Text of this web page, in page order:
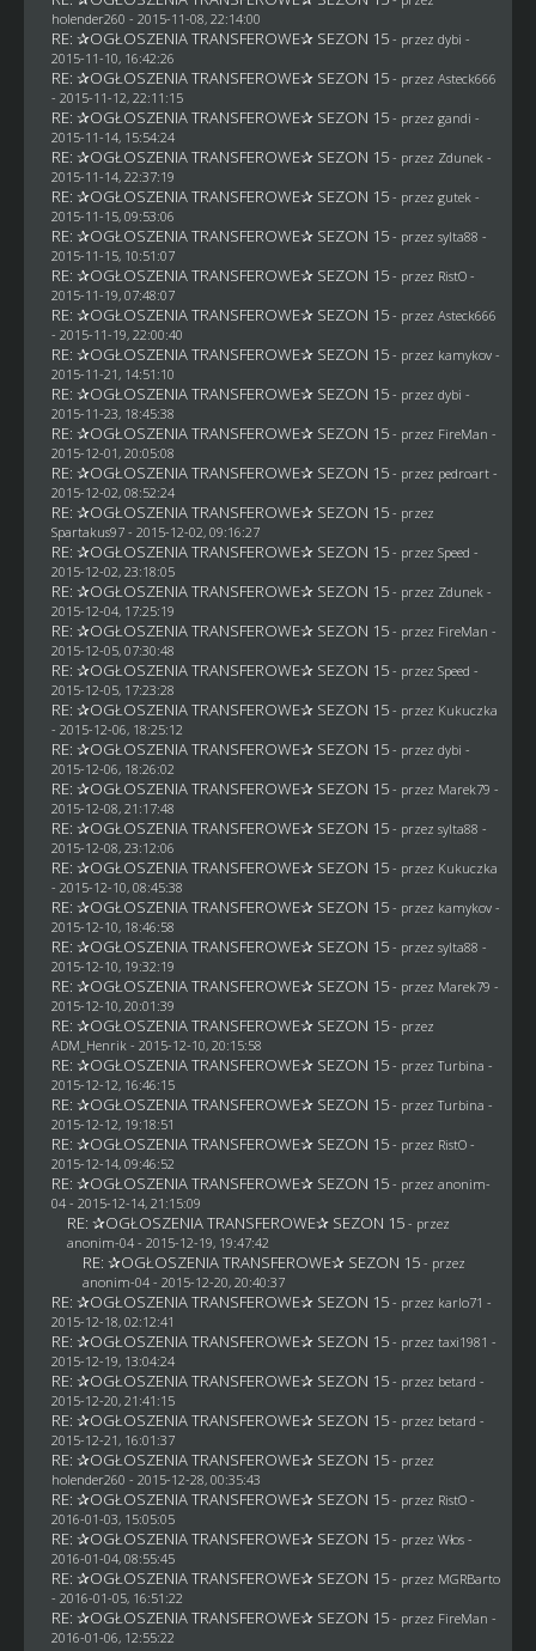
holender260 - 2015-11-08, 22:14:00
RE: ✰OGŁOSZENIA TRANSFEROWE✰ SEZON 15 - przez dybi -
2015-11-10, 16:42:26
RE: ✰OGŁOSZENIA TRANSFEROWE✰ SEZON 15 - przez Asteck666
- 2015-11-12, 22:11:15
RE: ✰OGŁOSZENIA TRANSFEROWE✰ SEZON 15 - przez gandi -
2015-11-14, 15:54:24
RE: ✰OGŁOSZENIA TRANSFEROWE✰ SEZON 15 - przez Zdunek -
2015-11-14, 22:37:19
RE: ✰OGŁOSZENIA TRANSFEROWE✰ SEZON 15 - przez gutek -
2015-11-15, 09:53:06
RE: ✰OGŁOSZENIA TRANSFEROWE✰ SEZON 15 - przez sylta88 -
2015-11-15, 10:51:07
RE: ✰OGŁOSZENIA TRANSFEROWE✰ SEZON 15 - przez RistO-
2015-11-19, 07:48:07
RE: ✰OGŁOSZENIA TRANSFEROWE✰ SEZON 15 - przez Asteck666
- 2015-11-19, 22:00:40
RE: ✰OGŁOSZENIA TRANSFEROWE✰ SEZON 15 - przez kamykov-
2015-11-21, 14:51:10
RE: ✰OGŁOSZENIA TRANSFEROWE✰ SEZON 15 - przez dybi -
2015-11-23, 18:45:38
RE: ✰OGŁOSZENIA TRANSFEROWE✰ SEZON 15 - przez FireMan -
2015-12-01, 20:05:08
RE: ✰OGŁOSZENIA TRANSFEROWE✰ SEZON 15 - przez pedroart-
2015-12-02, 08:52:24
RE: ✰OGŁOSZENIA TRANSFEROWE✰ SEZON 15 - przez
Spartakus97- 2015-12-02, 09:16:27
RE: ✰OGŁOSZENIA TRANSFEROWE✰ SEZON 15 - przez Speed -
2015-12-02, 23:18:05
RE: ✰OGŁOSZENIA TRANSFEROWE✰ SEZON 15 - przez Zdunek -
2015-12-04, 17:25:19
RE: ✰OGŁOSZENIA TRANSFEROWE✰ SEZON 15 - przez FireMan -
2015-12-05, 07:30:48
RE: ✰OGŁOSZENIA TRANSFEROWE✰ SEZON 15 - przez Speed -
2015-12-05, 17:23:28
RE: ✰OGŁOSZENIA TRANSFEROWE✰ SEZON 15 - przez Kukuczka
- 2015-12-06, 18:25:12
RE: ✰OGŁOSZENIA TRANSFEROWE✰ SEZON 15 - przez dybi -
2015-12-06, 18:26:02
RE: ✰OGŁOSZENIA TRANSFEROWE✰ SEZON 15 - przez Marek79 -
2015-12-08, 21:17:48
RE: ✰OGŁOSZENIA TRANSFEROWE✰ SEZON 15 - przez sylta88 -
2015-12-08, 23:12:06
RE: ✰OGŁOSZENIA TRANSFEROWE✰ SEZON 15 - przez Kukuczka
- 2015-12-10, 08:45:38
RE: ✰OGŁOSZENIA TRANSFEROWE✰ SEZON 15 - przez kamykov-
2015-12-10, 18:46:58
RE: ✰OGŁOSZENIA TRANSFEROWE✰ SEZON 15 - przez sylta88 -
2015-12-10, 19:32:19
RE: ✰OGŁOSZENIA TRANSFEROWE✰ SEZON 15 - przez Marek79 -
2015-12-10, 20:01:39
RE: ✰OGŁOSZENIA TRANSFEROWE✰ SEZON 15 - przez
ADM_Henrik - 2015-12-10, 20:15:58
RE: ✰OGŁOSZENIA TRANSFEROWE✰ SEZON 15 - przez Turbina -
2015-12-12, 16:46:15
RE: ✰OGŁOSZENIA TRANSFEROWE✰ SEZON 15 - przez Turbina -
2015-12-12, 19:18:51
RE: ✰OGŁOSZENIA TRANSFEROWE✰ SEZON 15 - przez RistO-
2015-12-14, 09:46:52
RE: ✰OGŁOSZENIA TRANSFEROWE✰ SEZON 15 - przez anonim-
04- 2015-12-14, 21:15:09
RE: ✰OGŁOSZENIA TRANSFEROWE✰ SEZON 15 - przez
anonim-04- 2015-12-19, 19:47:42
RE: ✰OGŁOSZENIA TRANSFEROWE✰ SEZON 15 - przez
anonim-04- 2015-12-20, 20:40:37
RE: ✰OGŁOSZENIA TRANSFEROWE✰ SEZON 15 - przez karlo71 -
2015-12-18, 02:12:41
RE: ✰OGŁOSZENIA TRANSFEROWE✰ SEZON 15 - przez taxi1981 -
2015-12-19, 13:04:24
RE: ✰OGŁOSZENIA TRANSFEROWE✰ SEZON 15 - przez betard -
2015-12-20, 21:41:15
RE: ✰OGŁOSZENIA TRANSFEROWE✰ SEZON 15 - przez betard -
2015-12-21, 16:01:37
RE: ✰OGŁOSZENIA TRANSFEROWE✰ SEZON 15 - przez
holender260 - 2015-12-28, 00:35:43
RE: ✰OGŁOSZENIA TRANSFEROWE✰ SEZON 15 - przez RistO-
2016-01-03, 15:05:05
RE: ✰OGŁOSZENIA TRANSFEROWE✰ SEZON 15 - przez Włos-
2016-01-04, 08:55:45
RE: ✰OGŁOSZENIA TRANSFEROWE✰ SEZON 15 - przez MGRBarto
- 2016-01-05, 16:51:22
RE: ✰OGŁOSZENIA TRANSFEROWE✰ SEZON 15 - przez FireMan -
2016-01-06, 12:55:22